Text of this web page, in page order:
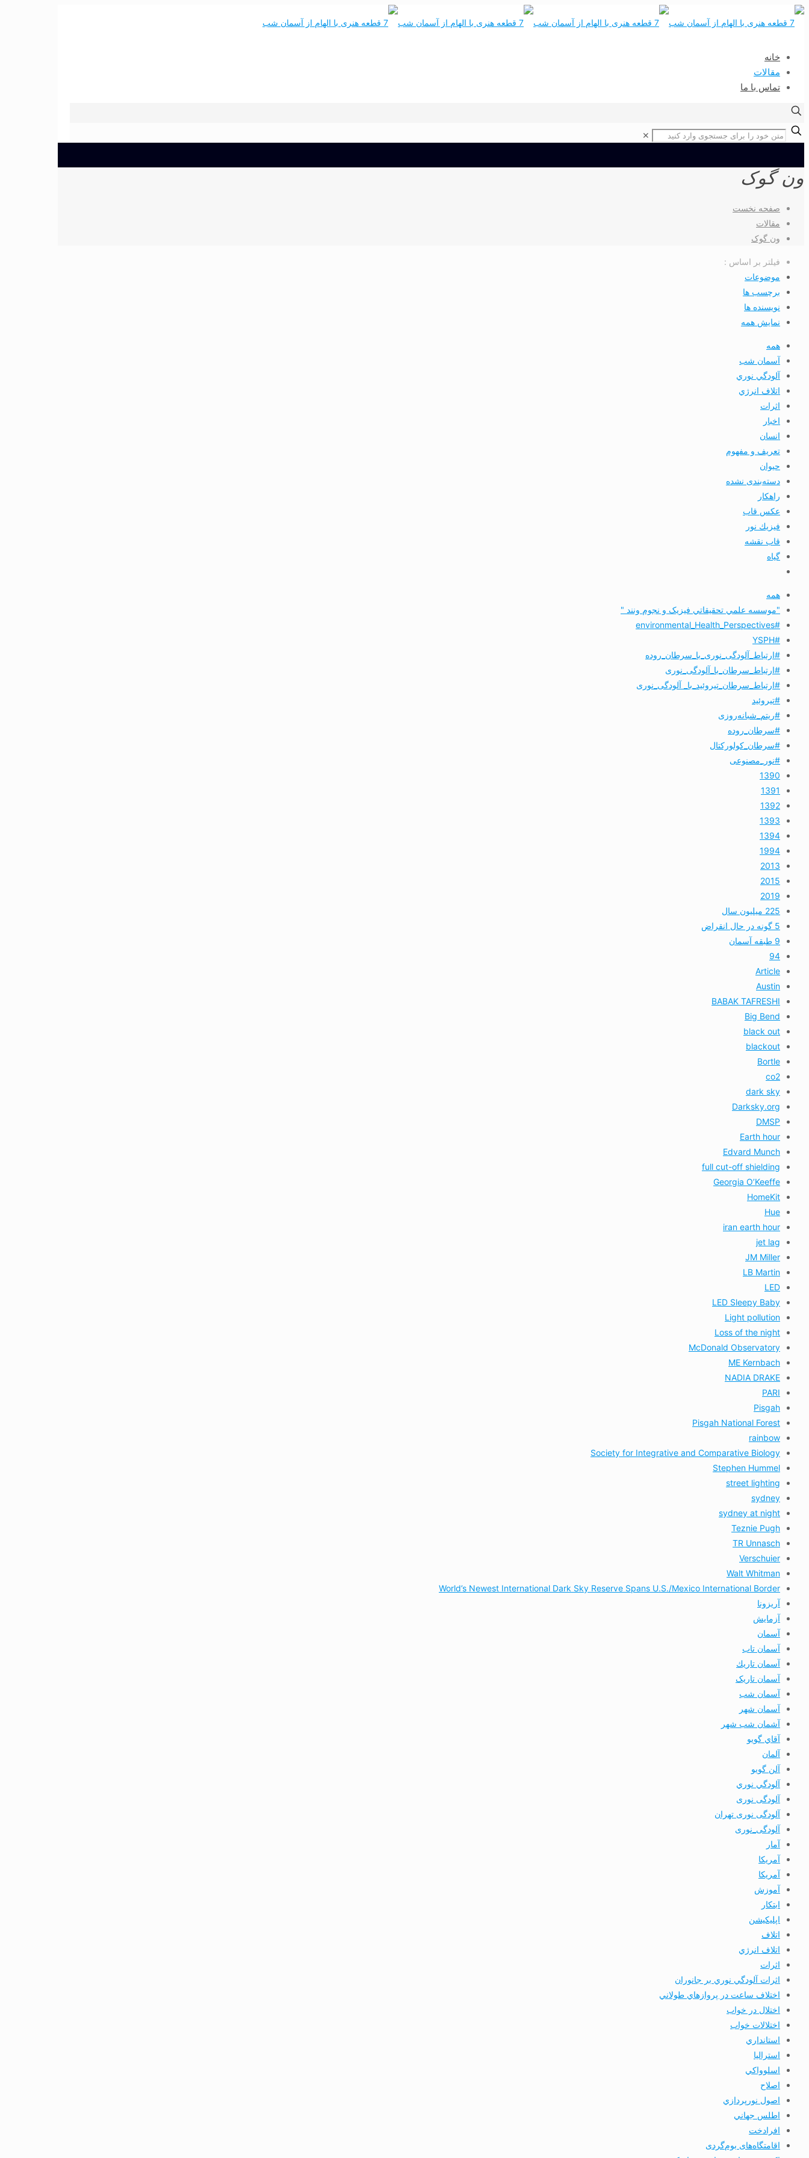
خانه
مقالات
تماس با ما
✕
ون گوک
صفحه نخست
مقالات
ون گوک
فیلتر بر اساس :
موضوعات
برچسب ها
نویسنده ها
نمایش همه
همه
آسمان شب
آلودگي نوري
اتلاف انرژي
اثرات
اخبار
انسان
تعريف و مفهوم
حیوان
دسته‌بندی نشده
راهکار
عکس قاب
فيزيك نور
قاب نقشه
گیاه
همه
"موسسه علمي تحقيقاتي فیزیک و نجوم ونند "
#environmental_Health_Perspectives
#YSPH
#ارتباط_آلودگی_نوری_با_سرطان_روده
#ارتباط_سرطان_با_آلودگی_نوری
#ارتباط_سرطان_تیروئید_با_ آلودگی_نوری
#تیروئید
#ریتم_شبانه‌روزی
#سرطان_روده
#سرطان_کولورکتال
#نور_مصنوعی
1390
1391
1392
1393
1394
1994
2013
2015
2019
225 میلیون سال
5 گونه در حال انقراض
9 طبقه آسمان
94
Article
Austin
BABAK TAFRESHI
Big Bend
black out
blackout
Bortle
co2
dark sky
Darksky.org
DMSP
Earth hour
Edvard Munch
full cut-off shielding
Georgia O’Keeffe
HomeKit
Hue
iran earth hour
jet lag
JM Miller
LB Martin
LED
LED Sleepy Baby
Light pollution
Loss of the night
McDonald Observatory
ME Kernbach
NADIA DRAKE
PARI
Pisgah
Pisgah National Forest
rainbow
Society for Integrative and Comparative Biology
Stephen Hummel
street lighting
sydney
sydney at night
Teznie Pugh
TR Unnasch
Verschuier
Walt Whitman
World’s Newest International Dark Sky Reserve Spans U.S./Mexico International Border
آریزونا
آزمایش
آسمان
آسمان تاب
آسمان تاريك
آسمان تاریک
آسمان شب
آسمان شهر
آشمان شب شهر
آقاي گويو
آلمان
آلن گويو
آلودگي نوري
آلودگی نوری
آلودگی نوری تهران
آلودگی_نوری
آمار
آمريكا
آمریکا
آموزش
ابتكار
اپليكيشن
اتلاف
اتلاف انرژي
اثرات
اثرات آلودگي نوري بر جانوران
اختلاف ساعت در پروازهاي طولاني
اختلال در خواب
اختلالات خواب
استانداري
استرالیا
اسلوواكي
اصلاح
اصول نورپردازي
اطلس جهاني
افرادخت
اقامتگاه‌های بوم‌گردی